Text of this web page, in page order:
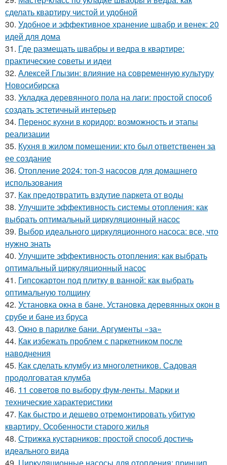
сделать квартиру чистой и удобной
30. Удобное и эффективное хранение швабр и венек: 20
идей для дома
31. Где размещать швабры и ведра в квартире:
практические советы и идеи
32. Алексей Глызин: влияние на современную культуру
Новосибирска
33. Укладка деревянного пола на лаги: простой способ
создать эстетичный интерьер
34. Перенос кухни в коридор: возможность и этапы
реализации
35. Кухня в жилом помещении: кто был ответственен за
ее создание
36. Отопление 2024: топ-3 насосов для домашнего
использования
37. Как предотвратить вздутие паркета от воды
38. Улучшите эффективность системы отопления: как
выбрать оптимальный циркуляционный насос
39. Выбор идеального циркуляционного насоса: все, что
нужно знать
40. Улучшите эффективность отопления: как выбрать
оптимальный циркуляционный насос
41. Гипсокартон под плитку в ванной: как выбрать
оптимальную толщину
42. Установка окна в бане. Установка деревянных окон в
срубе и бане из бруса
43. Окно в парилке бани. Аргументы «за»
44. Как избежать проблем с паркетником после
наводнения
45. Как сделать клумбу из многолетников. Садовая
продолговатая клумба
46. 11 советов по выбору фум-ленты. Марки и
технические характеристики
47. Как быстро и дешево отремонтировать убитую
квартиру. Особенности старого жилья
48. Стрижка кустарников: простой способ достичь
идеального вида